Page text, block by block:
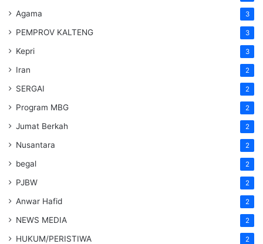
Agama 3
PEMPROV KALTENG 3
Kepri 3
Iran 2
SERGAI 2
Program MBG 2
Jumat Berkah 2
Nusantara 2
begal 2
PJBW 2
Anwar Hafid 2
NEWS MEDIA 2
HUKUM/PERISTIWA 2